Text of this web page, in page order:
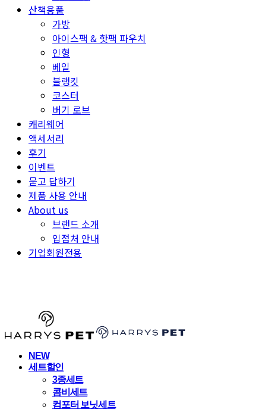
산책용품
가방
아이스팩 & 핫팩 파우치
인형
베일
블랭킷
코스터
버기 로브
캐리웨어
액세서리
후기
이벤트
묻고 답하기
제품 사용 안내
About us
브랜드 소개
입점처 안내
기업회원전용
NEW
세트할인
3종세트
콤비세트
컴포터 보닛세트